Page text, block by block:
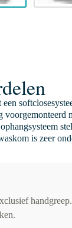
voorgemonteerd
is zeer